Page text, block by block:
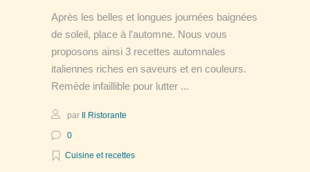
Après les belles et longues journées baignées
de soleil, place à l’automne. Nous vous
proposons ainsi 3 recettes automnales
italiennes riches en saveurs et en couleurs.
Remède infaillible pour lutter
par Il Ristorante
0
Cuisine et recettes